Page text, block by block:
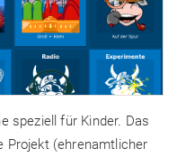
speziell für Kinder. Das
Projekt (ehrenamtlicher